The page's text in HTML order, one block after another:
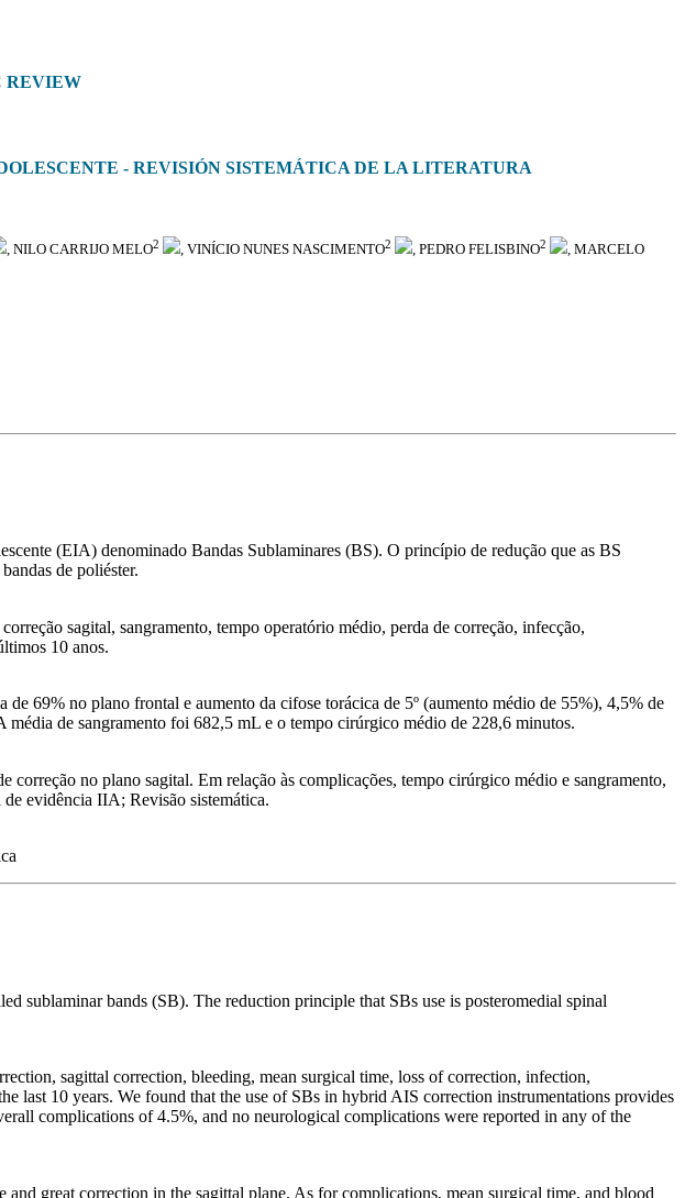
REVIEW
- REVISIÓN SISTEMÁTICA DE LA LITERATURA
, NILO CARRIJO MELO2 , VINÍCIO NUNES NASCIMENTO2 , PEDRO FELISBINO2
, MARCELO
(EIA) denominado Bandas Sublaminares (BS). O princípio de redução que as BS
de poliéster.
sagital, sangramento, tempo operatório médio, perda de correção, infecção,
10 anos.
69% no plano frontal e aumento da cifose torácica de 5º (aumento médio de 55%), 4,5% de
média de sangramento foi 682,5 mL e o tempo cirúrgico médio de 228,6 minutos.
correção no plano sagital. Em relação às complicações, tempo cirúrgico médio e sangramento,
de evidência IIA; Revisão sistemática.
sublaminar bands (SB). The reduction principle that SBs use is posteromedial spinal
sagittal correction, bleeding, mean surgical time, loss of correction, infection,
last 10 years. We found that the use of SBs in hybrid AIS correction instrumentations provides
complications of 4.5%, and no neurological complications were reported in any of the
great correction in the sagittal plane. As for complications, mean surgical time, and blood